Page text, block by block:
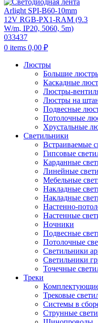
0 items 0,00 ₽
Люстры
Большие
Каскадные
Люстры-
Люстры на
Подвесные
Потолочные
Хрустальные
Светильники
Встраиваемые
Гипсовые
Карданные
Линейные
Мебельные
Накладные
Накладные
Настенно-
Настенные
Ночники
Подвесные
Потолочные
Светильники
Светильники
Точечные
Треки
Трековые
Системы в
Струнные